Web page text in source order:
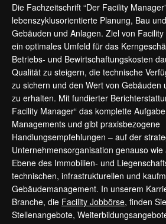
Die Fachzeitschrift “Der Facility
lebenszyklusorientierte Planung, Bau
Gebäuden und Anlagen. Ziel von
ein optimales Umfeld für das
Betriebs- und Bewirtschaftungskosten
Qualität zu steigern, die technische
zu sichern und den Wert von Gebäuden
zu erhalten. Mit fundierter
Facility Manager“ das komplette
Managements und gibt praxisbezogene
Handlungsempfehlungen – auf der
Unternehmensorganisation genauso
Ebene des Immobilien- und
technischen, infrastrukturellen und
Gebäudemanagement. In unserem
Branche, die Facility Jobbörse, finden
Stellenangebote,